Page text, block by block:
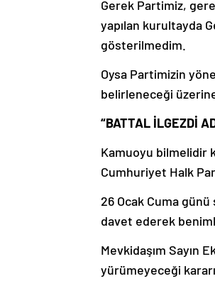
Gerek Partimiz,
yapılan kurultayda
gösterilmedim.
Oysa Partimizin
belirleneceği
“BATTAL İLGEZDİ
Kamuoyu bilmelidir
Cumhuriyet Halk
26 Ocak Cuma günü
davet ederek
Mevkidaşım Sayın
yürümeyeceği